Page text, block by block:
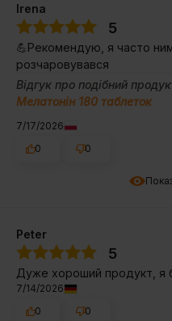
Irena
5
💪Рекомендую, я часто
розчаровувався
Відгук про подібний
Мелатонін 180 таблеток
7/17/2026
0
0
Peter
5
Дуже хороший продукт, я
7/14/2026
0
0